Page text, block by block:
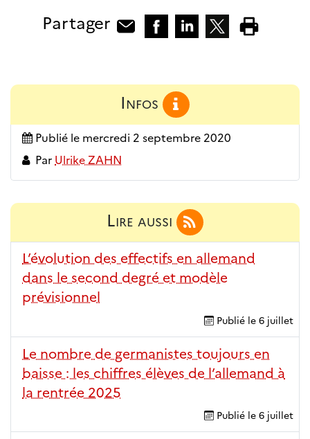
Partager
Infos
Publié le mercredi 2 septembre 2020
Par Ulrike ZAHN
Lire aussi
L’évolution des effectifs en allemand
dans le second degré et modèle
prévisionnel
Publié le 6 juillet
Le nombre de germanistes toujours en
baisse : les chiffres élèves de l’allemand à
la rentrée 2025
Publié le 6 juillet